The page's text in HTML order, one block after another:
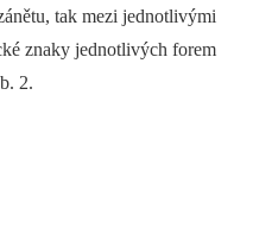
tak mezi jednotlivými
znaky jednotlivých forem
2.